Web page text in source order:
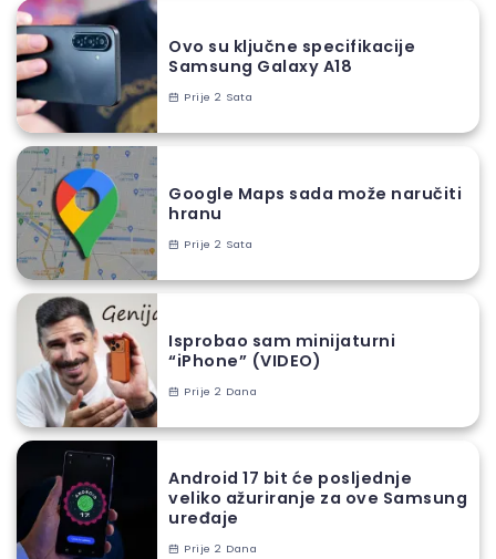
Ovo su ključne specifikacije
Samsung Galaxy A18
Prije 2 Sata
Google Maps sada može naručiti
hranu
Prije 2 Sata
Isprobao sam minijaturni
“iPhone” (VIDEO)
Prije 2 Dana
Android 17 bit će posljednje
veliko ažuriranje za ove Samsung
uređaje
Prije 2 Dana